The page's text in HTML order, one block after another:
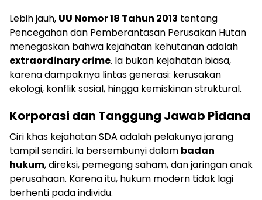
Lebih jauh, UU Nomor 18 Tahun 2013 tentang
Pencegahan dan Pemberantasan Perusakan Hutan
menegaskan bahwa kejahatan kehutanan adalah
extraordinary crime. Ia bukan kejahatan biasa,
karena dampaknya lintas generasi: kerusakan
ekologi, konflik sosial, hingga kemiskinan struktural.
Korporasi dan Tanggung Jawab Pidana
Ciri khas kejahatan SDA adalah pelakunya jarang
tampil sendiri. Ia bersembunyi dalam badan
hukum, direksi, pemegang saham, dan jaringan anak
perusahaan. Karena itu, hukum modern tidak lagi
berhenti pada individu.